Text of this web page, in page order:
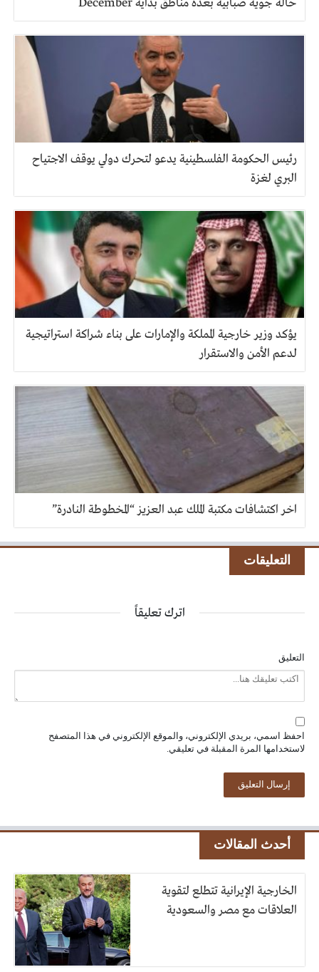
رئيس الحكومة الفلسطينية يدعو لتحرك دولي يوقف الاجتياح
البري لغزة
يؤكد وزير خارجية المملكة والإمارات على بناء شراكة استراتيجية
لدعم الأمن والاستقرار
اخر اكتشافات مكتبة الملك عبد العزيز “المخطوطة النادرة”
التعليقات
اترك تعليقاً
التعليق
احفظ اسمي، بريدي الإلكتروني، والموقع الإلكتروني في هذا المتصفح
لاستخدامها المرة المقبلة في تعليقي.
أحدث المقالات
الخارجية الإيرانية تتطلع لتقوية
العلاقات مع مصر والسعودية